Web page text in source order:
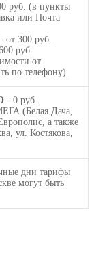
руб. (в пункты
или Почта
- от 300 руб.
руб.
от
по телефону).
- 0 руб.
(Белая Дача,
а также
ул. Костякова,
дни тарифы
могут быть